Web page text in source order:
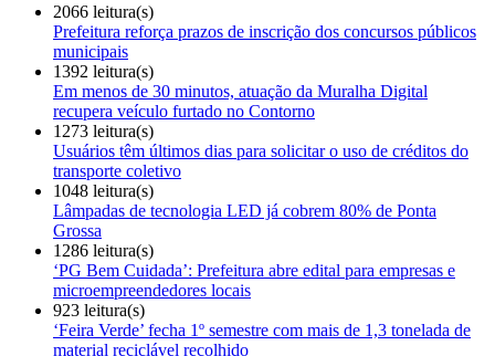
2066 leitura(s)
Prefeitura reforça prazos de inscrição dos concursos públicos
municipais
1392 leitura(s)
Em menos de 30 minutos, atuação da Muralha Digital
recupera veículo furtado no Contorno
1273 leitura(s)
Usuários têm últimos dias para solicitar o uso de créditos do
transporte coletivo
1048 leitura(s)
Lâmpadas de tecnologia LED já cobrem 80% de Ponta
Grossa
1286 leitura(s)
‘PG Bem Cuidada’: Prefeitura abre edital para empresas e
microempreendedores locais
923 leitura(s)
‘Feira Verde’ fecha 1º semestre com mais de 1,3 tonelada de
material reciclável recolhido